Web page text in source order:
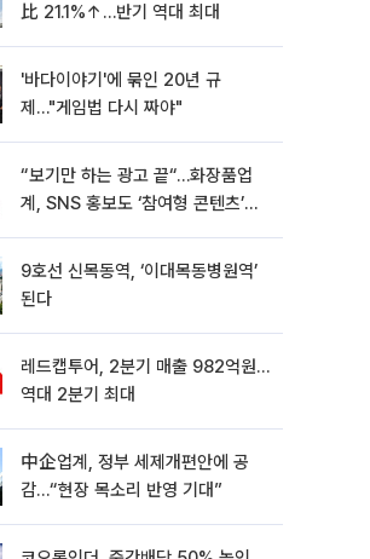
比 21.1%↑…반기 역대 최대
'바다이야기'에 묶인 20년 규
제…"게임법 다시 짜야"
“보기만 하는 광고 끝“…화장품업
계, SNS 홍보도 ‘참여형 콘텐츠’로
9호선 신목동역, ‘이대목동병원역’
된다
레드캡투어, 2분기 매출 982억원…
역대 2분기 최대
中企업계, 정부 세제개편안에 공
감…“현장 목소리 반영 기대”